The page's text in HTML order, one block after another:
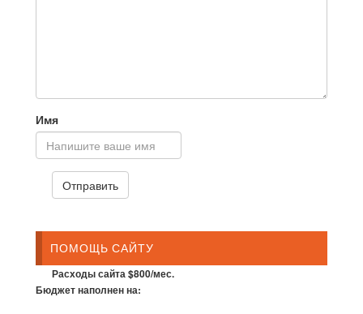
Имя
ПОМОЩЬ САЙТУ
Расходы сайта $800/мес.
Бюджет наполнен на: